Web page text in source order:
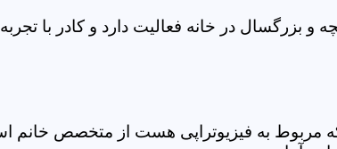
اشخاص مریض، بچه و بزرگسال در خانه فعالیت دارد و کادر
، برای خدماتی که مربوط به فیزیوتراپی هست از متخصص